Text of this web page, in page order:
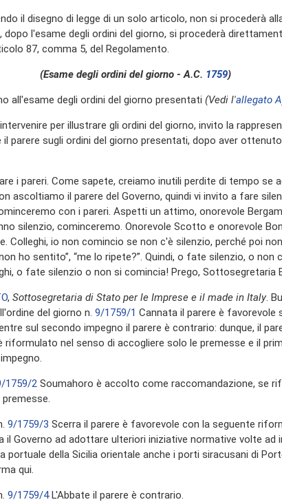
il disegno di legge di un solo articolo, non si procederà
dopo l'esame degli ordini del giorno, si procederà
87, comma 5, del Regolamento.
(Esame degli ordini del giorno - A.C. 1759​)
all'esame degli ordini del giorno presentati (Vedi l'allegato A
per illustrare gli ordini del giorno, invito la
il parere sugli ordini del giorno presentati, dopo aver
i pareri. Come sapete, creiamo inutili perdite di tempo se
ascoltiamo il parere del Governo, quindi vi invito a fare
con i pareri. Aspetti un attimo, onorevole
silenzio, cominceremo. Onorevole Scotto e onorevole
Colleghi, io non comincio se non c'è silenzio, perché poi
ho sentito”, “me lo ripete?”. Quindi, o fate silenzio, o non
o fate silenzio o non si comincia! Prego, Sottosegretaria
, Sottosegretaria di Stato per le Imprese e il made in Italy.
del giorno n. 9/1759/1 Cannata il parere è favorevole
sul secondo impegno il parere è contrario: dunque, il
riformulato nel senso di accogliere solo le premesse e il
1759/2 Soumahoro è accolto come raccomandazione, se
9/1759/3 Scerra il parere è favorevole con la seguente
il Governo ad adottare ulteriori iniziative normative volte ad
portuale della Sicilia orientale anche i porti siracusani di
qui.
9/1759/4L'Abbate il parere è contrario.